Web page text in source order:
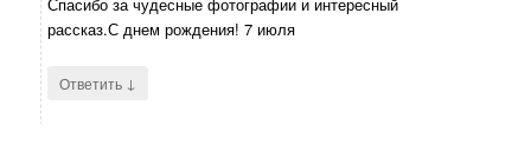
рассказ.С днем рождения! 7 июля
Ответить ↓